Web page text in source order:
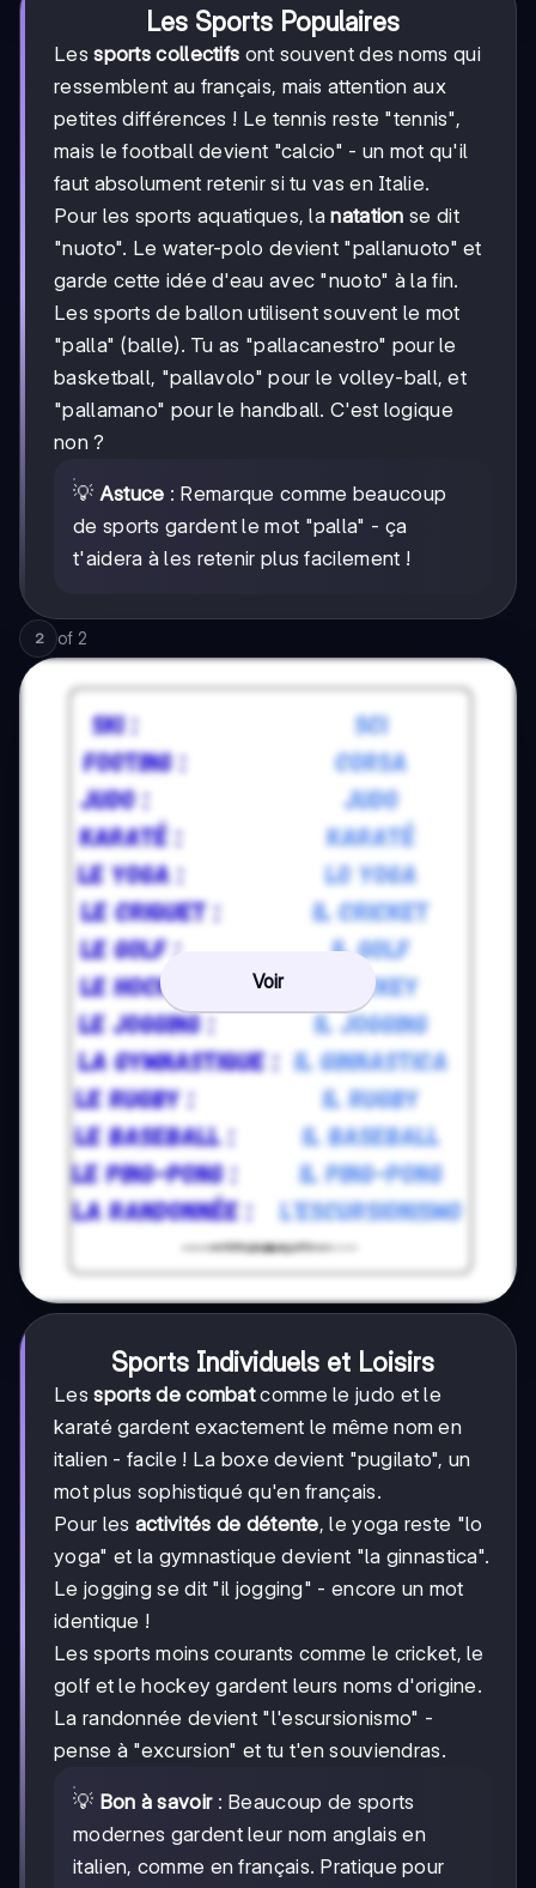
Les Sports Populaires
Lessports collectifs ont souvent des noms qui
ressemblent au français, mais attention aux
petites différences ! Le tennis reste "tennis",
mais le football devient "calcio" - un mot qu'il
faut absolument retenir si tu vas en Italie.
Pour les sports aquatiques, lanatation se dit
"nuoto". Le water-polo devient "pallanuoto" et
garde cette idée d'eau avec "nuoto" à la fin.
Les sports de ballon utilisent souvent le mot
"palla" (balle). Tu as "pallacanestro" pour le
basketball, "pallavolo" pour le volley-ball, et
"pallamano" pour le handball. C'est logique
non ?
💡 Astuce : Remarque comme beaucoup
de sports gardent le mot "palla" - ça
t'aidera à les retenir plus facilement !
2 of 2
Voir
Sports Individuels et Loisirs
Lessports de combatcomme le judo et le
karaté gardent exactement le même nom en
italien - facile ! La boxe devient "pugilato", un
mot plus sophistiqué qu'en français.
Pour les activités de détente, le yoga reste "lo
yoga" et la gymnastique devient "la ginnastica".
Le jogging se dit "il jogging" - encore un mot
identique !
Les sports moins courants comme le cricket, le
golf et le hockey gardent leurs noms d'origine.
La randonnée devient "l'escursionismo" -
pense à "excursion" et tu t'en souviendras.
💡 Bon à savoir: Beaucoup de sports
modernes gardent leur nom anglais en
italien, comme en français. Pratique pour